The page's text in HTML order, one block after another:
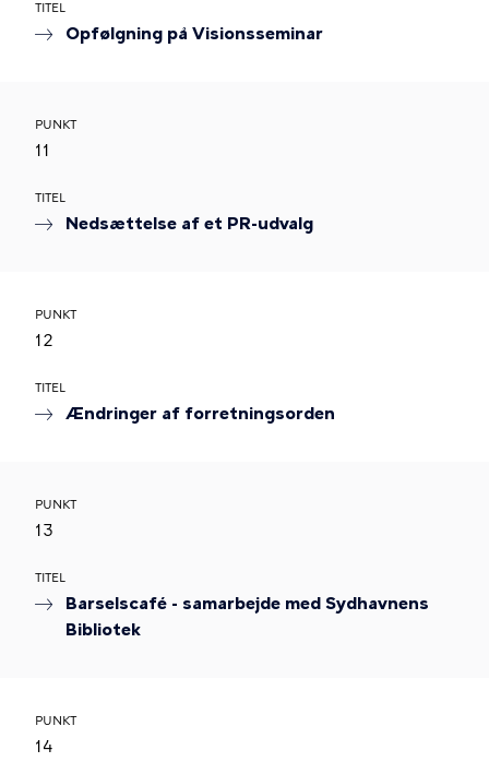
TITEL
Opfølgning på Visionsseminar
PUNKT
11
TITEL
Nedsættelse af et PR-udvalg
PUNKT
12
TITEL
Ændringer af forretningsorden
PUNKT
13
TITEL
Barselscafé - samarbejde med Sydhavnens
Bibliotek
PUNKT
14